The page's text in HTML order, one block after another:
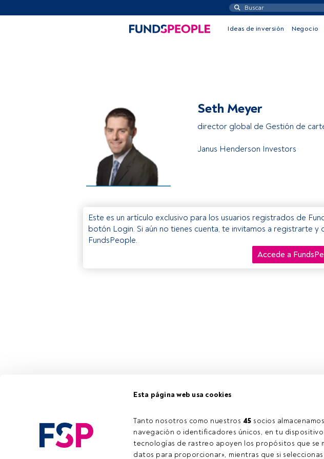
Esta página web usa cookies
Tanto nosotros como nuestros 45 socios
navegación o identificadores únicos, en tu
tecnologías de rastreo apoyen los propósitos que se
datos para proporcionar», mientras que si
Ideas de inversión Negocio
Seth Meyer
director global de Gestión de
Janus Henderson Investors
Este es un artículo exclusivo para los usuarios registrados de
botón Login. Si aún no tienes cuenta, te invitamos a registrarte
FundsPeople.
Accede a